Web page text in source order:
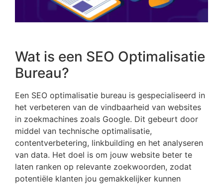
Wat is een SEO Optimalisatie
Bureau?
Een SEO optimalisatie bureau is gespecialiseerd in
het verbeteren van de vindbaarheid van websites
in zoekmachines zoals Google. Dit gebeurt door
middel van technische optimalisatie,
contentverbetering, linkbuilding en het analyseren
van data. Het doel is om jouw website beter te
laten ranken op relevante zoekwoorden, zodat
potentiële klanten jou gemakkelijker kunnen